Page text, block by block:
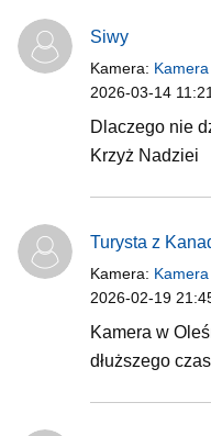
Siwy
Kamera:
2026-03-14 11:21
Dlaczego nie
Krzyż Nadziei
Turysta z
Kamera:
2026-02-19
Kamera w
dłuższego